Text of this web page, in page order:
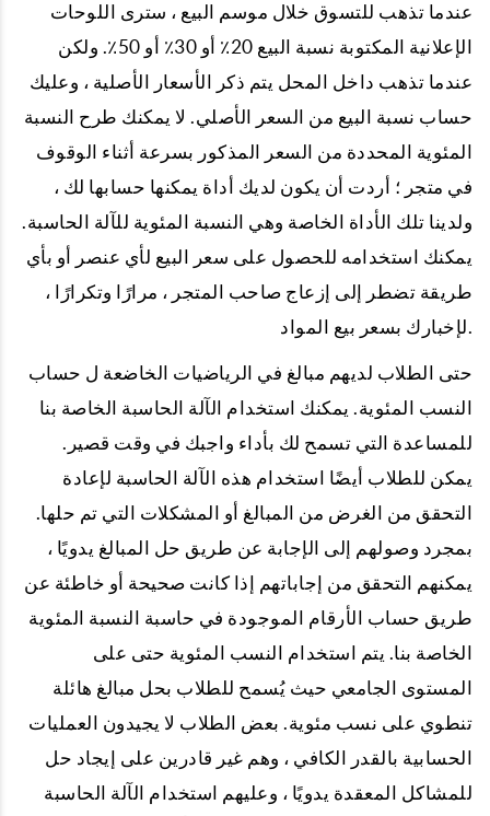
عندما تذهب للتسوق خلال موسم البيع ، سترى اللوحات
الإعلانية المكتوبة نسبة البيع 20٪ أو 30٪ أو 50٪. ولكن
عندما تذهب داخل المحل يتم ذكر الأسعار الأصلية ، وعليك
حساب نسبة البيع من السعر الأصلي. لا يمكنك طرح النسبة
المئوية المحددة من السعر المذكور بسرعة أثناء الوقوف
في متجر ؛ أردت أن يكون لديك أداة يمكنها حسابها لك ،
ولدينا تلك الأداة الخاصة وهي النسبة المئوية للآلة الحاسبة.
يمكنك استخدامه للحصول على سعر البيع لأي عنصر أو بأي
طريقة تضطر إلى إزعاج صاحب المتجر ، مرارًا وتكرارًا ،
لإخبارك بسعر بيع المواد.
حتى الطلاب لديهم مبالغ في الرياضيات الخاضعة ل حساب
النسب المئوية. يمكنك استخدام الآلة الحاسبة الخاصة بنا
للمساعدة التي تسمح لك بأداء واجبك في وقت قصير.
يمكن للطلاب أيضًا استخدام هذه الآلة الحاسبة لإعادة
التحقق من الغرض من المبالغ أو المشكلات التي تم حلها.
بمجرد وصولهم إلى الإجابة عن طريق حل المبالغ يدويًا ،
يمكنهم التحقق من إجاباتهم إذا كانت صحيحة أو خاطئة عن
طريق حساب الأرقام الموجودة في حاسبة النسبة المئوية
الخاصة بنا. يتم استخدام النسب المئوية حتى على
المستوى الجامعي حيث يُسمح للطلاب بحل مبالغ هائلة
تنطوي على نسب مئوية. بعض الطلاب لا يجيدون العمليات
الحسابية بالقدر الكافي ، وهم غير قادرين على إيجاد حل
للمشاكل المعقدة يدويًا ، وعليهم استخدام الآلة الحاسبة